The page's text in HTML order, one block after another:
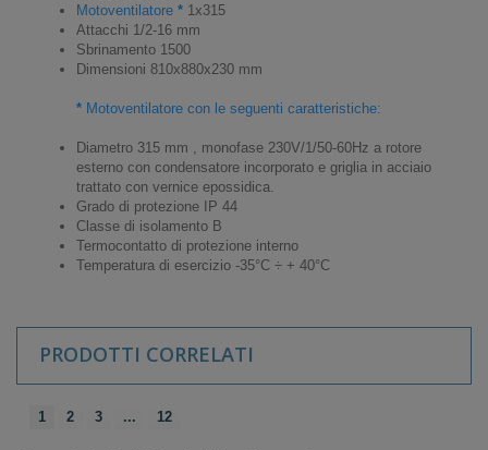
Motoventilatore * 1x315
Attacchi 1/2-16 mm
Sbrinamento 1500
Dimensioni 810x880x230 mm
* Motoventilatore con le seguenti caratteristiche:
Diametro 315 mm , monofase 230V/1/50-60Hz a rotore
esterno con condensatore incorporato e griglia in acciaio
trattato con vernice epossidica.
Grado di protezione IP 44
Classe di isolamento B
Termocontatto di protezione interno
Temperatura di esercizio -35°C ÷ + 40°C
PRODOTTI CORRELATI
1 2 3 ... 12